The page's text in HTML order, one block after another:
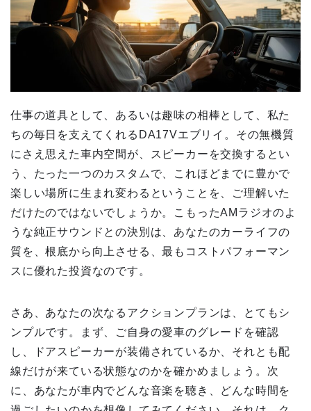
仕事の道具として、あるいは趣味の相棒として、私た
ちの毎日を支えてくれるDA17Vエブリイ。その無機質
にさえ思えた車内空間が、スピーカーを交換するとい
う、たった一つのカスタムで、これほどまでに豊かで
楽しい場所に生まれ変わるということを、ご理解いた
だけたのではないでしょうか。こもったAMラジオのよ
うな純正サウンドとの決別は、あなたのカーライフの
質を、根底から向上させる、最もコストパフォーマン
スに優れた投資なのです。
さあ、あなたの次なるアクションプランは、とてもシ
ンプルです。まず、ご自身の愛車のグレードを確認
し、ドアスピーカーが装備されているか、それとも配
線だけが来ている状態なのかを確かめましょう。次
に、あなたが車内でどんな音楽を聴き、どんな時間を